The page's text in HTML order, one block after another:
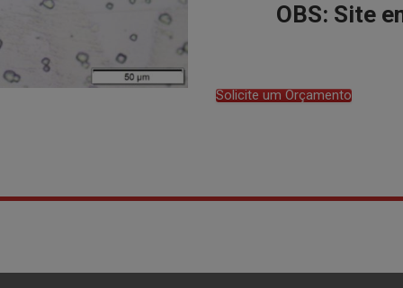
OBS: Site
Solicite um Orçamento